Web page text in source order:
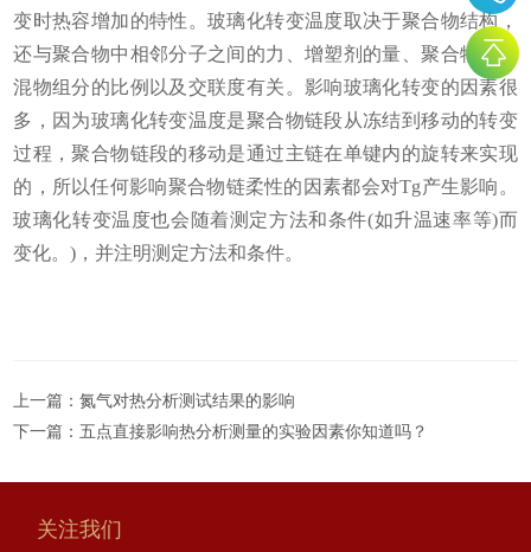
变时热容增加的特性。玻璃化转变温度取决于聚合物结构，
还与聚合物中相邻分子之间的力、增塑剂的量、聚合物或共
混物组分的比例以及交联度有关。影响玻璃化转变的因素很
多，因为玻璃化转变温度是聚合物链段从冻结到移动的转变
过程，聚合物链段的移动是通过主链在单键内的旋转来实现
的，所以任何影响聚合物链柔性的因素都会对Tg产生影响。
玻璃化转变温度也会随着测定方法和条件(如升温速率等)而
变化。)，并注明测定方法和条件。
上一篇：氮气对热分析测试结果的影响
下一篇： 五点直接影响热分析测量的实验因素你知道吗？
关注我们